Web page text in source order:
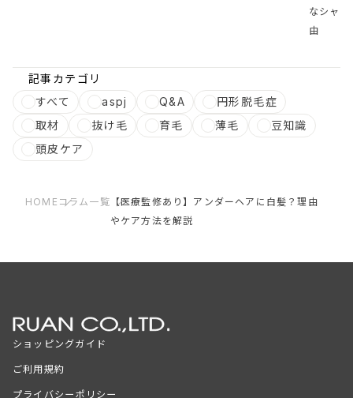
なシャ
由
記事カテゴリ
すべて
aspj Q&A
円形脱毛症
取材
抜け毛 育毛 薄毛
豆知識
頭皮ケア
HOME コラム一覧 【医療監修あり】アンダーヘアに白髪？理由
やケア方法を解説
ショッピングガイド
ご利用規約
プライバシーポリシー